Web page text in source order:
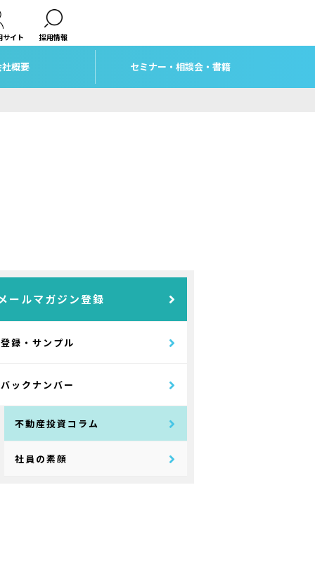
サイト 採用情報
概要 セミナー・相談会・書籍
ールマガジン登録
登録・サンプル
バックナンバー
不動産投資コラム
社員の素顔